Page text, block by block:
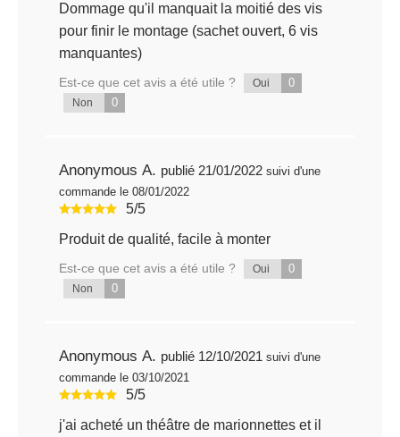
Dommage qu'il manquait la moitié des vis
pour finir le montage (sachet ouvert, 6 vis
manquantes)
Est-ce que cet avis a été utile ? Oui 0
Non 0
Anonymous A. publié 21/01/2022 suivi d'une
commande le 08/01/2022
5/5
Produit de qualité, facile à monter
Est-ce que cet avis a été utile ? Oui 0
Non 0
Anonymous A. publié 12/10/2021 suivi d'une
commande le 03/10/2021
5/5
j'ai acheté un théâtre de marionnettes et il